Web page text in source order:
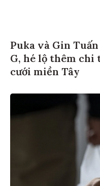
Puka và Gin
G, hé lộ thêm chi
cưới miền Tây